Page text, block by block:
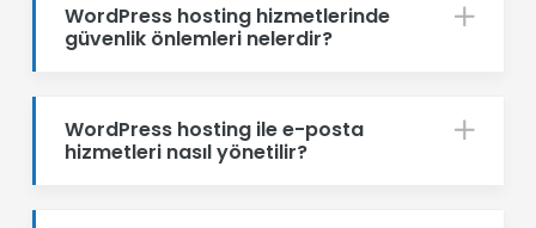
WordPress hosting hizmetlerinde
güvenlik önlemleri nelerdir?
WordPress hosting ile e-posta
hizmetleri nasıl yönetilir?